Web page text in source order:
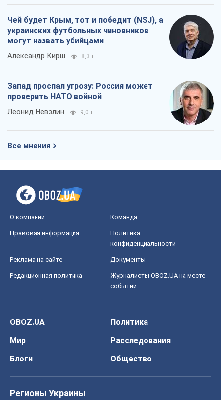
Чей будет Крым, тот и победит (NSJ), а
украинских футбольных чиновников
могут назвать убийцами
Александр Кирш 8,3 т.
Запад проспал угрозу: Россия может
проверить НАТО войной
Леонид Невзлин 9,0 т.
Все мнения
О компании Команда
Правовая информация
Политика
конфиденциальности
Реклама на сайте Документы
Редакционная политика
Журналисты OBOZ.UA на месте
событий
OBOZ.UA
Политика
Мир
Расследования
Блоги
Общество
Регионы Украины